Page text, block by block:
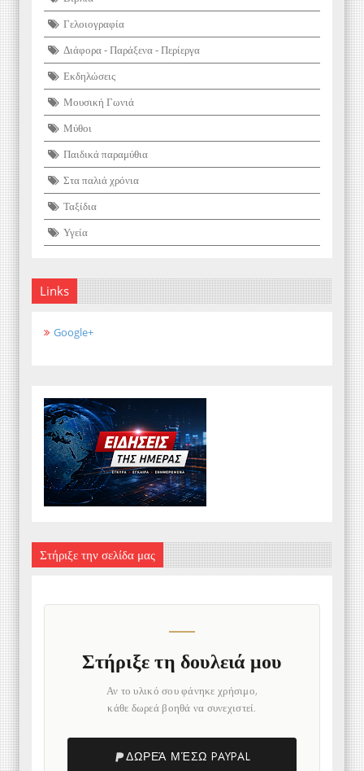
Γελοιογραφία
Διάφορα - Παράξενα - Περίεργα
Εκδηλώσεις
Μουσική Γωνιά
Μύθοι
Παιδικά παραμύθια
Στα παλιά χρόνια
Ταξίδια
Υγεία
Links
Google+
Στήριξε την σελίδα μας
Στήριξε τη δουλειά μου
Αν το υλικό σου φάνηκε χρήσιμο,
κάθε δωρεά βοηθά να συνεχιστεί.
ΔΩΡΕΆ ΜΈΣΩ PAYPAL